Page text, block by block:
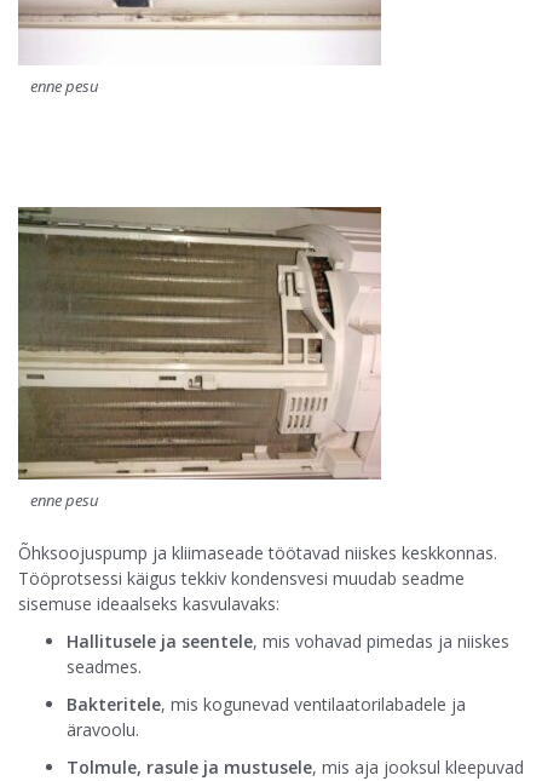
enne pesu
enne pesu
Õhksoojuspump ja kliimaseade töötavad niiskes keskkonnas.
Tööprotsessi käigus tekkiv kondensvesi muudab seadme
sisemuse ideaalseks kasvulavaks:
Hallitusele ja seentele, mis vohavad pimedas ja niiskes
seadmes.
Bakteritele, mis kogunevad ventilaatorilabadele ja
äravoolu.
Tolmule, rasule ja mustusele, mis aja jooksul kleepuvad